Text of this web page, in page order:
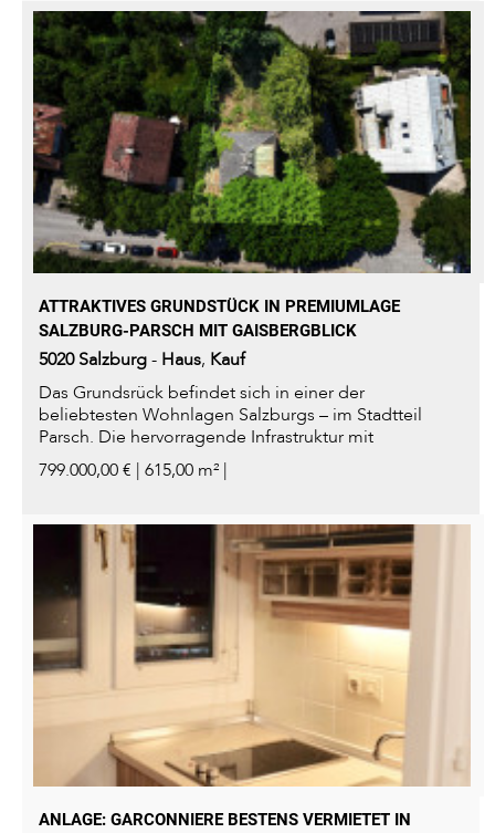
ATTRAKTIVES GRUNDSTÜCK IN PREMIUMLAGE
SALZBURG-PARSCH MIT GAISBERGBLICK
5020 Salzburg- Haus, Kauf
Das Grundsrück befindet sich in einer der
beliebtesten Wohnlagen Salzburgs – im Stadtteil
Parsch. Die hervorragende Infrastruktur mit
Einkaufsmöglichkeiten...
799.000,00 € | 615,00 m² |
ANLAGE: GARCONNIERE BESTENS VERMIETET IN